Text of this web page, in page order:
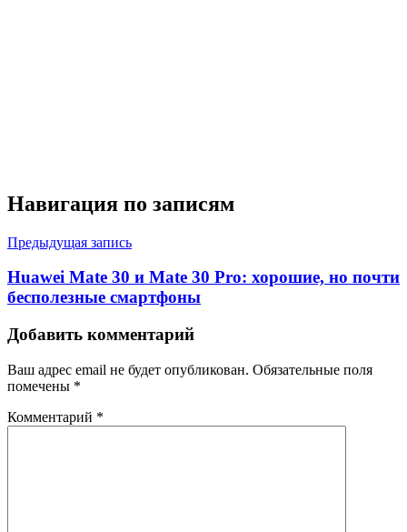
Навигация по записям
Предыдущая запись
Huawei Mate 30 и Mate 30 Pro: хорошие, но почти
бесполезные смартфоны
Добавить комментарий
Ваш адрес email не будет опубликован. Обязательные поля
помечены *
Комментарий *